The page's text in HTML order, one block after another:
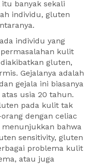
banyak sekali
individu, gluten
individu yang
kulit
gluten,
Gejalanya adalah
gejala ini biasanya
usia 20 tahun.
pada kulit tak
dengan celiac
menunjukkan bahwa
sensitivity, gluten
problema kulit
atau juga